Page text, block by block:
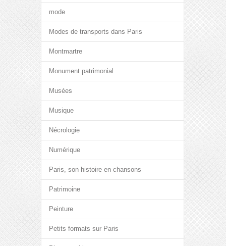
mode
Modes de transports dans Paris
Montmartre
Monument patrimonial
Musées
Musique
Nécrologie
Numérique
Paris, son histoire en chansons
Patrimoine
Peinture
Petits formats sur Paris